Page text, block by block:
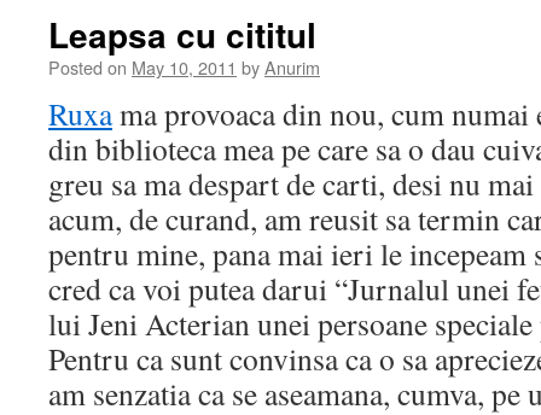
Leapsa cu cititul
Posted on May 10, 2011 byAnurim
Ruxama provoaca din nou, cum numai
din biblioteca mea pe care sa o dau
greu sa ma despart de carti, desi nu
acum, de curand, am reusit sa termin
pentru mine, pana mai ieri le incepeam
cred ca voi putea darui “Jurnalul unei
lui Jeni Acterian unei persoane
Pentru ca sunt convinsa ca o sa
am senzatia ca se aseamana, cumva, pe